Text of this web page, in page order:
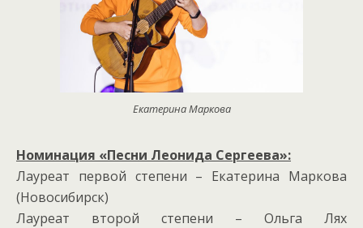
Екатерина Маркова
Номинация «Песни Леонида Сергеева»:
Лауреат первой степени – Екатерина Маркова
(Новосибирск)
Лауреат второй степени – Ольга Лях